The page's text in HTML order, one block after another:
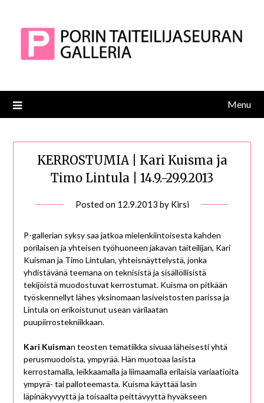
Menu
KERROSTUMIA | Kari Kuisma ja
Timo Lintula | 14.9.-29.9.2013
Posted on 12.9.2013 by Kirsi
P-gallerian syksy saa jatkoa mielenkiintoisesta kahden
porilaisen ja yhteisen työhuoneen jakavan taiteilijan, Kari
Kuisman ja Timo Lintulan, yhteisnäyttelystä, jonka
yhdistävänä teemana on teknisistä ja sisällöllisistä
tekijöistä muodostuvat kerrostumat. Kuisma on pitkään
työskennellyt lähes yksinomaan lasiveistosten parissa ja
Lintula on erikoistunut usean värilaatan
puupiirrostekniikkaan.
Kari Kuisman teosten tematiikka sivuaa läheisesti yhtä
perusmuodoista, ympyrää. Hän muotoaa lasista
kerrostamalla, leikkaamalla ja liimaamalla erilaisia variaatioita
ympyrä- tai palloteemasta. Kuisma käyttää lasin
läpinäkyvyyttä ja toisaalta peittävyyttä hyväkseen